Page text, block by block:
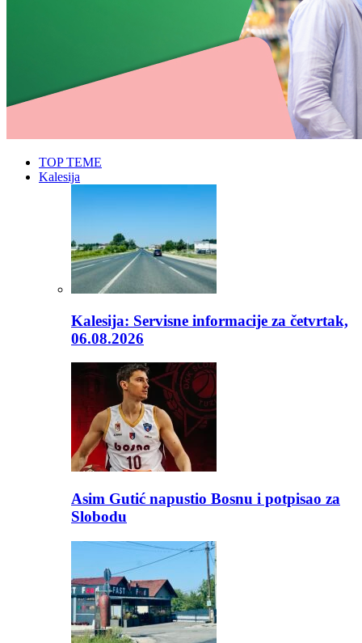
TOP TEME
Kalesija
Kalesija: Servisne informacije za četvrtak,
06.08.2026
Asim Gutić napustio Bosnu i potpisao za
Slobodu